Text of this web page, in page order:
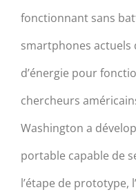
fonctionnant sans
smartphones
d’énergie pour
chercheurs
Washington a
portable capable de
l’étape de prototype,